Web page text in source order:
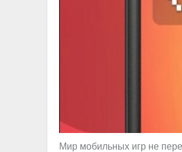
Мир мобильных игр не